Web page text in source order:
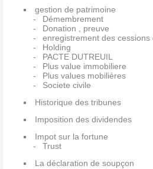
gestion de patrimoine
Démembrement
Donation , preuve
enregistrement des cessions
Holding
PACTE DUTREUIL
Plus value immobiliere
Plus values mobilières
Societe civile
Historique des tribunes
Imposition des dividendes
Impot sur la fortune
Trust
La déclaration de soupçon